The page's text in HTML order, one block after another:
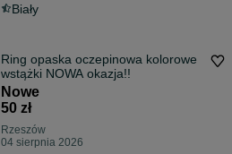
Biały
Ring opaska oczepinowa kolorowe
wstążki NOWA okazja!!
Nowe
50 zł
Rzeszów
04 sierpnia 2026